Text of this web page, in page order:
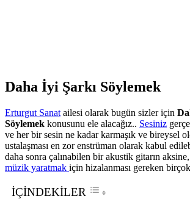
Daha İyi Şarkı Söylemek
Erturgut Sanat ailesi olarak bugün sizler için
Söylemek konusunu ele alacağız.. Sesiniz
ve her bir sesin ne kadar karmaşık ve bireysel
ustalaşması en zor enstrüman olarak kabul
daha sonra çalınabilen bir akustik gitarın
müzik yaratmak için hizalanması gereken
İÇİNDEKİLER